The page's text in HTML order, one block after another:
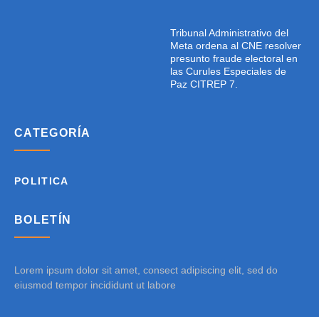
Tribunal Administrativo del
Meta ordena al CNE resolver
presunto fraude electoral en
las Curules Especiales de
Paz CITREP 7.
CATEGORÍA
POLITICA
BOLETÍN
Lorem ipsum dolor sit amet, consect adipiscing elit, sed do
eiusmod tempor incididunt ut labore